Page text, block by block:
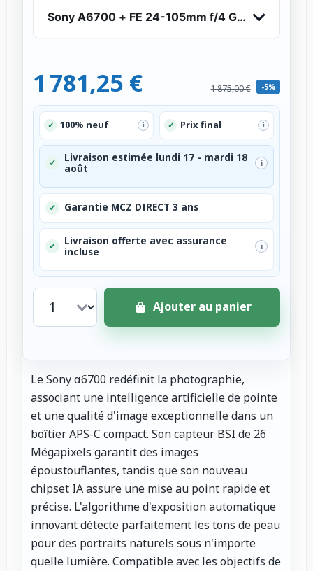
Sony A6700 + FE 24-105mm f/4 G OSS
1 781,25 € 1 875,00 € -5%
✓ 100% neuf i ✓ Prix final i
✓
Livraison estimée lundi 17 - mardi 18
août
i
✓ Garantie MCZ DIRECT 3 ans
✓
Livraison offerte avec assurance
incluse
i
Ajouter au panier
Le Sony α6700 redéfinit la photographie,
associant une intelligence artificielle de pointe
et une qualité d'image exceptionnelle dans un
boîtier APS-C compact. Son capteur BSI de 26
Mégapixels garantit des images
époustouflantes, tandis que son nouveau
chipset IA assure une mise au point rapide et
précise. L'algorithme d'exposition automatique
innovant détecte parfaitement les tons de peau
pour des portraits naturels sous n'importe
quelle lumière. Compatible avec les objectifs de